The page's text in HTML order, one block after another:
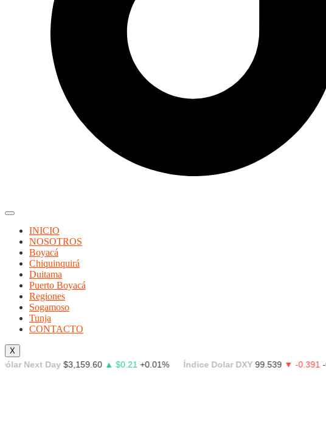
INICIO
NOSOTROS
Boyacá
Chiquinquirá
Duitama
Puerto Boyacá
Regiones
Sogamoso
Tunja
CONTACTO
X
Day $3,159.60 ▲ $0.21 +0.01% Índice Dolar DXY 99.539 ▼ -0.391 -0.39%